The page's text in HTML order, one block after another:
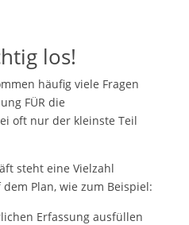
los!
häufig viele Fragen
FÜR die
oft nur der kleinste Teil
steht eine Vielzahl
Plan, wie zum Beispiel:
Erfassung ausfüllen